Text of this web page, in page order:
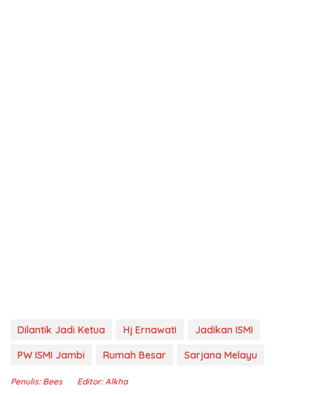
Dilantik Jadi Ketua Hj Ernawati
Jadikan ISMI
PW ISMI Jambi
Rumah Besar Sarjana Melayu
Penulis: Bees Editor: Alkha